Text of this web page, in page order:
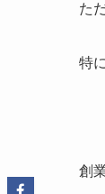
た
特
創